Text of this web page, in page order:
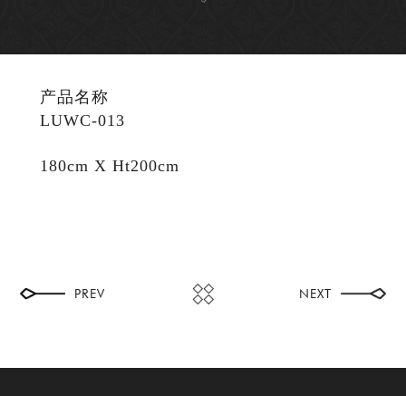
产品名称
LUWC-013
180cm X Ht200cm
PREV NEXT